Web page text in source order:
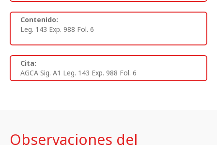
Contenido:
Leg. 143 Exp. 988 Fol. 6
Cita:
AGCA Sig. A1 Leg. 143 Exp. 988 Fol. 6
Observaciones del